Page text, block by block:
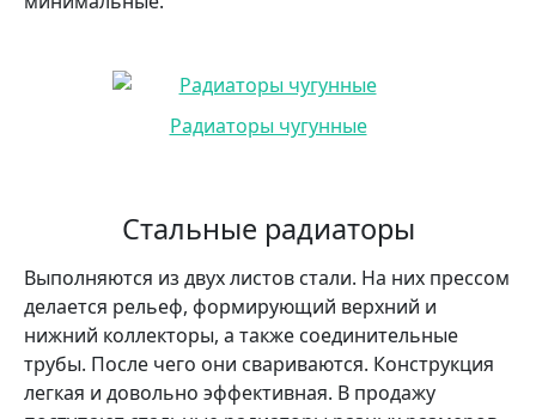
Радиаторы чугунные
Стальные радиаторы
Выполняются из двух листов стали. На них прессом
делается рельеф, формирующий верхний и
нижний коллекторы, а также соединительные
трубы. После чего они свариваются. Конструкция
легкая и довольно эффективная. В продажу